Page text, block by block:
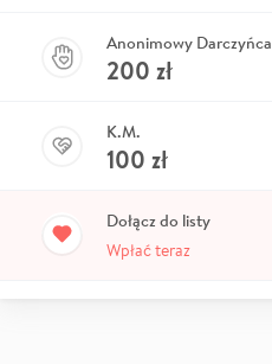
Anonimowy Darczyńca
200 zł
K.M.
100 zł
Dołącz do listy
Wpłać teraz